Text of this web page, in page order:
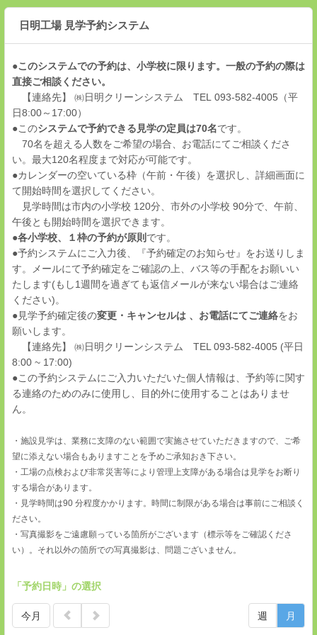
日明工場 見学予約システム
●このシステムでの予約は、小学校に限ります。一般の予約の際は
直接ご相談ください。
【連絡先】 ㈱日明クリーンシステム TEL 093-582-4005（平
日8:00～17:00）
●このシステムで予約できる見学の定員は70名です。
70名を超える人数をご希望の場合、お電話にてご相談くださ
い。最大120名程度まで対応が可能です。
●カレンダーの空いている枠（午前・午後）を選択し、詳細画面に
て開始時間を選択してください。
見学時間は市内の小学校 120分、市外の小学校 90分で、午前、
午後とも開始時間を選択できます。
●各小学校、１枠の予約が原則 です。
●予約システムにご入力後、『予約確定のお知らせ』をお送りしま
す。メールにて予約確定をご確認の上、バス等の手配をお願いい
たします(もし1週間を過ぎても返信メールが来ない場合はご連絡
ください)。
●見学予約確定後の変更・キャンセルは 、お電話にてご連絡をお
願いします。
【連絡先】 ㈱日明クリーンシステム TEL 093-582-4005 (平日
8:00 ~ 17:00)
●この予約システムにご入力いただいた個人情報は、予約等に関す
る連絡のためのみに使用し、目的外に使用することはありませ
ん。
・施設見学は、業務に支障のない範囲で実施させていただきますので、ご希
望に添えない場合もありますことを予めご承知おき下さい。
・工場の点検および非常災害等により管理上支障がある場合は見学をお断り
する場合があります。
・見学時間は90 分程度かかります。時間に制限がある場合は事前にご相談く
ださい。
・写真撮影をご遠慮願っている箇所がございます（標示等をご確認くださ
い）。それ以外の箇所での写真撮影は、問題ございません。
「予約日時」の選択
今月 週 月